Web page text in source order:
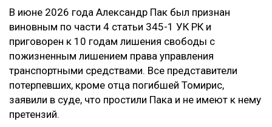
автомобиля Zeekr в состоянии алкогольного
опьянения, выехал на встречную полосу и
столкнулся с Mercedes. Жертвами аварии стали 29-
летний водитель Mercedes и две пассажирки —
девушки 20 и 22 лет. Согласно материалам
уголовного дела, концентрация алкоголя в крови
Пака составляла 1,30 промилле, а скорость
автомобиля перед столкновением могла достигать